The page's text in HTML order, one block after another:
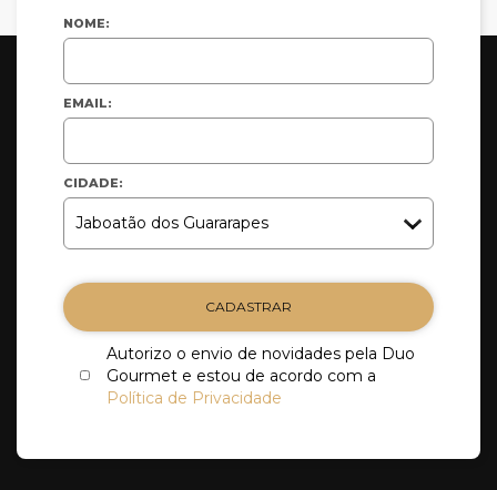
NOME:
EMAIL:
CIDADE:
CADASTRAR
Autorizo o envio de novidades pela Duo
Gourmet e estou de acordo com a
Política de Privacidade